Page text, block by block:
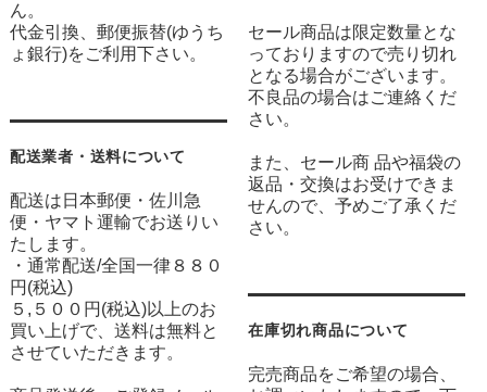
ん。
代金引換、郵便振替(ゆうち
ょ銀行)をご利用下さい。
配送業者・送料について
配送は日本郵便・佐川急
便・ヤマト運輸でお送りい
たします。
・通常配送/全国一律８８０
円(税込)
５,５００円(税込)以上のお
買い上げで、送料は無料と
させていただきます。
セール商品は限定数量とな
っておりますので売り切れ
となる場合がございます。
不良品の場合はご連絡くだ
さい。
また、セール商 品や福袋の
返品・交換はお受けできま
せんので、予めご了承くだ
さい。
在庫切れ商品について
完売商品をご希望の場合、